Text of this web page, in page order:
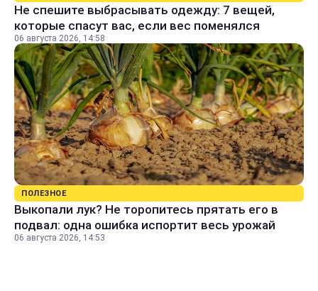
Не спешите выбрасывать одежду: 7 вещей,
которые спасут вас, если вес поменялся
06 августа 2026, 14:58
ПОЛЕЗНОЕ
Выкопали лук? Не торопитесь прятать его в
подвал: одна ошибка испортит весь урожай
06 августа 2026, 14:53